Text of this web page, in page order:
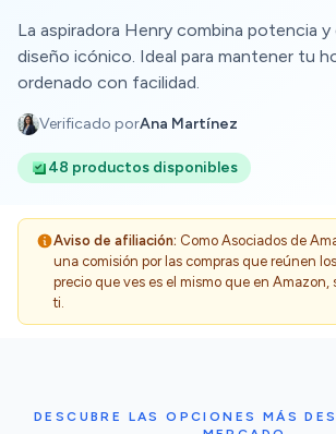
La aspiradora Henry combina potencia
diseño icónico. Ideal para mantener tu
ordenado con facilidad.
Verificado porAna Martínez
48 productos disponibles
Aviso de afiliación: Como Asociados de
una comisión por las compras que reúnen
precio que ves es el mismo que en Amazon,
ti.
DESCUBRE LAS OPCIONES MÁS